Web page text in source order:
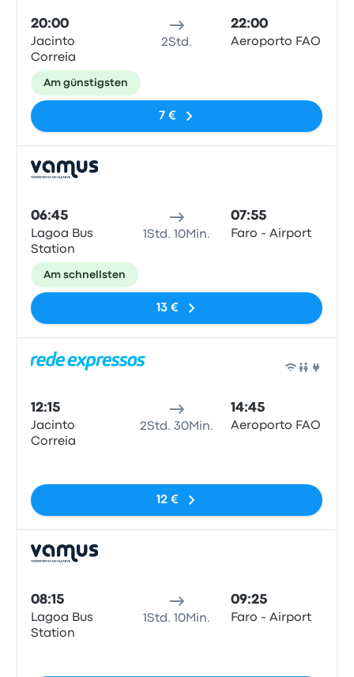
20:00
Jacinto
Correia
2Std.
22:00
Aeroporto FAO
Am günstigsten
7 €
06:45
Lagoa Bus
Station
1Std. 10Min.
07:55
Faro - Airport
Am schnellsten
13 €
12:15
Jacinto
Correia
2Std. 30Min.
14:45
Aeroporto FAO
12 €
08:15
Lagoa Bus
Station
1Std. 10Min.
09:25
Faro - Airport